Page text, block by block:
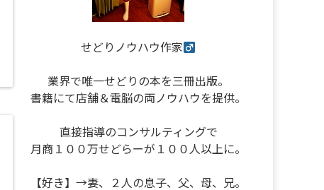
せどりノウハウ作家
業界で唯一せどりの本を三冊出版。
書籍にて店舗＆電脳の両ノウハウを提供。
直接指導のコンサルティングで
月商１００万せどらーが１００人以上に。
【好き】→妻、２人の息子、父、母、兄。